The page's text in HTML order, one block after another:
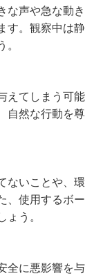
な声や急な動き
す。観察中は静
。
えてしまう可能
自然な行動を尊
ないことや、環
、使用するボー
ょう。
全に悪影響を与